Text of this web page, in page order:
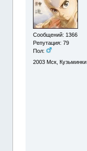
Сообщений: 1366
Репутация: 79
Пол:
2003 Мск, Кузьминки